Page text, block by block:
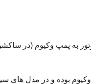
وکیوم (در ساکشن
بوده و در مدل های